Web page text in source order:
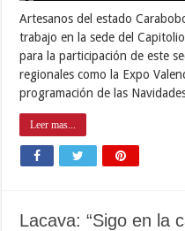
Artesanos del estado
trabajo en la sede del
para la participación de este
regionales como la Expo
programación de las
Leer mas...
Lacava: “Sigo en la